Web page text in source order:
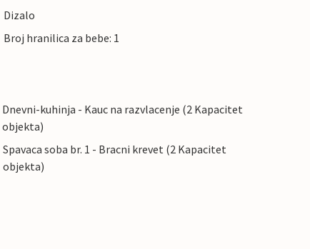
Dizalo
Broj hranilica za bebe: 1
Dnevni-kuhinja - Kauc na razvlacenje (2 Kapacitet
objekta)
Spavaca soba br. 1 - Bracni krevet (2 Kapacitet
objekta)